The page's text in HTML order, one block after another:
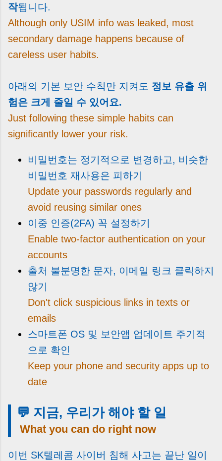
작됩니다.
Although only USIM info was leaked, most
secondary damage happens because of
careless user habits.
아래의 기본 보안 수칙만 지켜도 정보 유출 위
험은 크게 줄일 수 있어요.
Just following these simple habits can
significantly lower your risk.
비밀번호는 정기적으로 변경하고, 비슷한
비밀번호 재사용은 피하기
Update your passwords regularly and
avoid reusing similar ones
이중 인증(2FA) 꼭 설정하기
Enable two-factor authentication on your
accounts
출처 불분명한 문자, 이메일 링크 클릭하지
않기
Don't click suspicious links in texts or
emails
스마트폰 OS 및 보안앱 업데이트 주기적
으로 확인
Keep your phone and security apps up to
date
💬 지금, 우리가 해야 할 일
What you can do right now
이번 SK텔레콤 사이버 침해 사고는 끝난 일이